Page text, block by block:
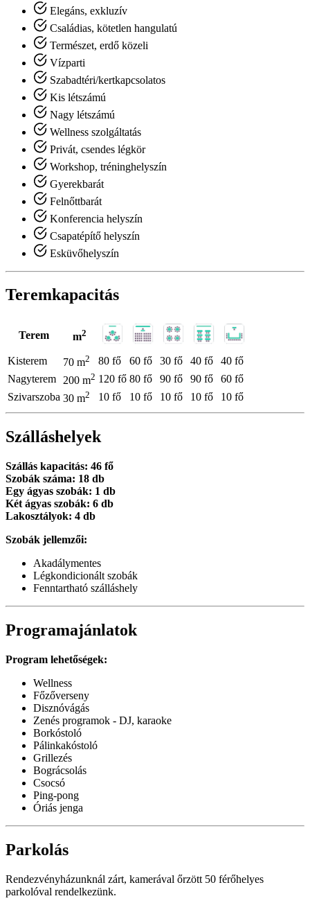
Elegáns, exkluzív
Családias, kötetlen hangulatú
Természet, erdő közeli
Vízparti
Szabadtéri/kertkapcsolatos
Kis létszámú
Nagy létszámú
Wellness szolgáltatás
Privát, csendes légkör
Workshop, tréninghelyszín
Gyerekbarát
Felnőttbarát
Konferencia helyszín
Csapatépítő helyszín
Esküvőhelyszín
Teremkapacitás
Terem m2
Kisterem 70 m2 80 fő 60 fő 30 fő 40 fő
40 fő
Nagyterem 200 m2 120 fő 80 fő 90 fő 90 fő
60 fő
Szivarszoba 30 m2 10 fő 10 fő 10 fő 10 fő 10 fő
Szálláshelyek
Szállás kapacitás: 46 fő
Szobák száma: 18 db
Egy ágyas szobák: 1 db
Két ágyas szobák: 6 db
Lakosztályok: 4 db
Szobák jellemzői:
Akadálymentes
Légkondicionált szobák
Fenntartható szálláshely
Programajánlatok
Program lehetőségek:
Wellness
Főzőverseny
Disznóvágás
Zenés programok - DJ, karaoke
Borkóstoló
Pálinkakóstoló
Grillezés
Bográcsolás
Csocsó
Ping-pong
Óriás jenga
Parkolás
Rendezvényházunknál zárt, kamerával őrzött 50 férőhelyes
parkolóval rendelkezünk.